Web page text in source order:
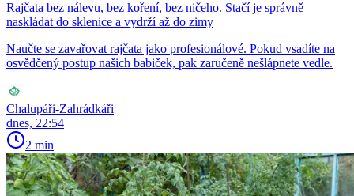
Rajčata bez nálevu, bez koření, bez ničeho. Stačí je správně
naskládat do sklenice a vydrží až do zimy
Naučte se zavařovat rajčata jako profesionálové. Pokud vsadíte na
osvědčený postup našich babiček, pak zaručeně nešlápnete vedle.
Chalupáři-Zahrádkáři
dnes, 22:54
2 min